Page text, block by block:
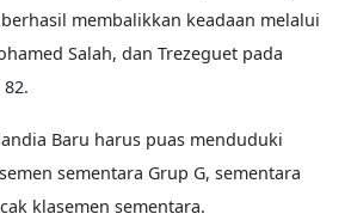
membalikkan keadaan melalui
Salah, dan Trezeguet pada
Baru harus puas menduduki
sementara Grup G, sementara
klasemen sementara.